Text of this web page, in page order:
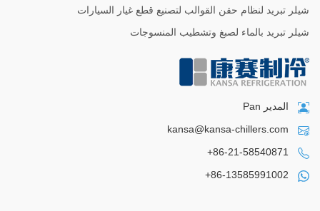
شيلر تبريد لنظام حقن القوالب لتصنيع قطع غيار السيارات
شيلر تبريد بالماء لصبغ وتشطيب المنسوجات
المدير Pan
kansa@kansa-chillers.com
+86-21-58540871
+86-13585991002